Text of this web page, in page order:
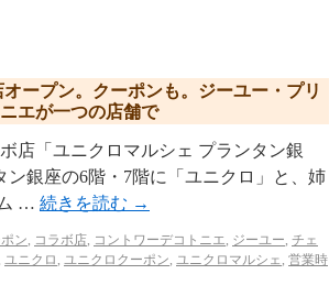
ープン。クーポンも。ジーユー・プリ
エが一つの店舗で
店「ユニクロマルシェ プランタン銀
ン銀座の6階・7階に「ユニクロ」と、姉
… 続きを読む →
ン, コラボ店, コントワーデコトニエ, ジーユー, チェ
ユニクロ , ユニクロクーポン, ユニクロマルシェ , 営業時